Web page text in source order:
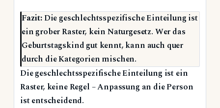
Fazit:Die geschlechtsspezifische Einteilung ist
ein grober Raster, kein Naturgesetz. Wer das
Geburtstagskind gut kennt, kann auch quer
durch die Kategorien mischen.
Die geschlechtsspezifische Einteilung ist ein
Raster, keine Regel – Anpassung an die Person
ist entscheidend.